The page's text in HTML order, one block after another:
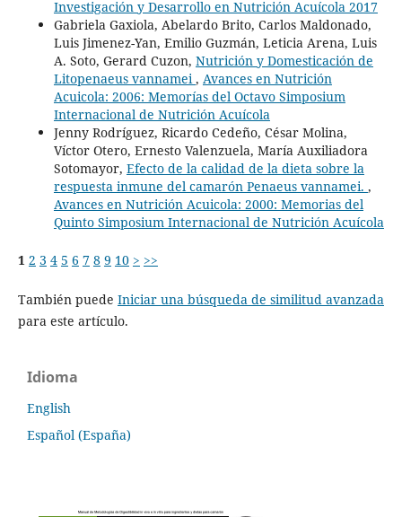
Investigación y Desarrollo en Nutrición Acuícola 2017
Gabriela Gaxiola, Abelardo Brito, Carlos Maldonado,
Luis Jimenez-Yan, Emilio Guzmán, Leticia Arena, Luis
A. Soto, Gerard Cuzon, Nutrición y Domesticación de
Litopenaeus vannamei, Avances en Nutrición
Acuicola: 2006: Memorías del Octavo Simposium
Internacional de Nutrición Acuícola
Jenny Rodríguez, Ricardo Cedeño, César Molina,
Víctor Otero, Ernesto Valenzuela, María Auxiliadora
Sotomayor, Efecto de la calidad de la dieta sobre la
respuesta inmune del camarón Penaeus vannamei. ,
Avances en Nutrición Acuicola: 2000: Memorias del
Quinto Simposium Internacional de Nutrición Acuícola
1 2 3 4 5 6 7 8 9 10 > >>
También puede Iniciar una búsqueda de similitud avanzada
para este artículo.
Idioma
English
Español (España)